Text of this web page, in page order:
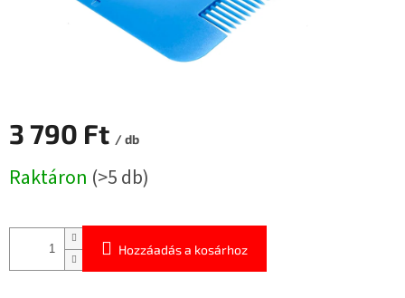
3 790 Ft / db
Raktáron (>5 db)
Hozzáadás a kosárhoz